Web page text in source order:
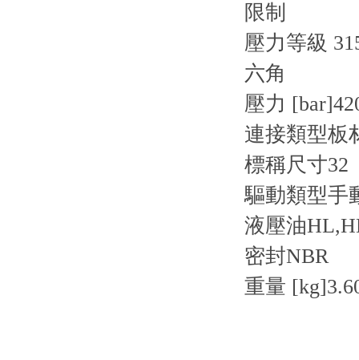
限制
壓力等級
六角
壓力
連接類型板
標稱尺寸32
驅動類型手
液壓油
密封NBR
重量